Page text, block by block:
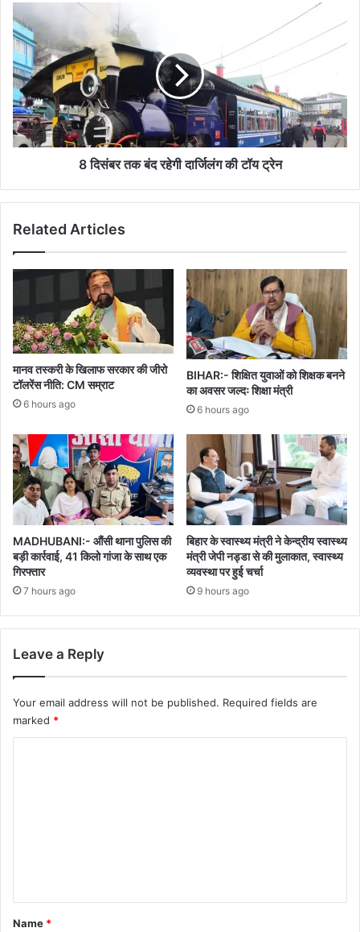
बने
रहेंगे
पद
पर
दिसंबर
तक
बंद
रहेगी
दार्जिलंग
की
टॉय
ट्रेन
8 दिसंबर तक बंद रहेगी दार्जिलंग की टॉय ट्रेन
Related Articles
मानव तस्करी के खिलाफ सरकार की जीरो
टॉलरेंस नीति: CM सम्राट
6 hours ago
BIHAR:- शिक्षित युवाओं को शिक्षक बनने
का अवसर जल्दः शिक्षा मंत्री
6 hours ago
MADHUBANI:- औंसी थाना पुलिस की
बड़ी कार्रवाई, 41 किलो गांजा के साथ एक
गिरफ्तार
7 hours ago
बिहार के स्वास्थ्य मंत्री ने केन्द्रीय स्वास्थ्य
मंत्री जेपी नड्डा से की मुलाकात, स्वास्थ्य
व्यवस्था पर हुई चर्चा
9 hours ago
Leave a Reply
Your email address will not be published. Required fields are
marked *
*
Name *